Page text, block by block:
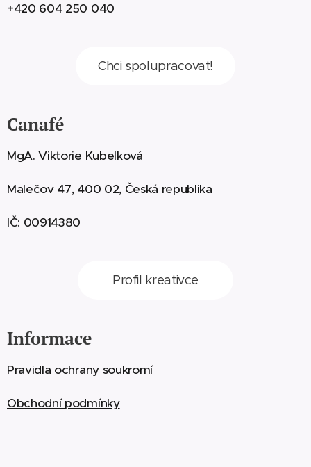
+420 604 250 040
Chci spolupracovat!
Canafé
MgA. Viktorie Kubelková
Malečov 47, 400 02, Česká republika
IČ: 00914380
Profil kreativce
Informace
Pravidla ochrany soukromí
Obchodní podmínky